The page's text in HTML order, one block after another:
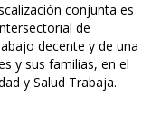
conjunta es
de
decente y de una
y sus familias, en el
y Salud Trabaja.